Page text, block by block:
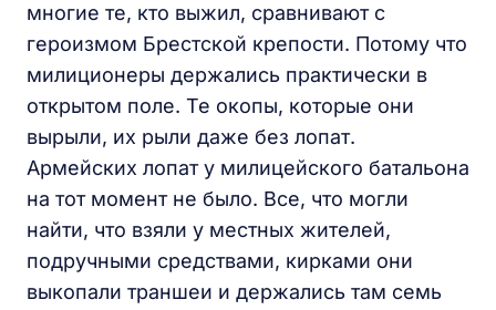
многие те, кто выжил, сравнивают с
героизмом Брестской крепости. Потому что
милиционеры держались практически в
открытом поле. Те окопы, которые они
вырыли, их рыли даже без лопат.
Армейских лопат у милицейского батальона
на тот момент не было. Все, что могли
найти, что взяли у местных жителей,
подручными средствами, кирками они
выкопали траншеи и держались там семь